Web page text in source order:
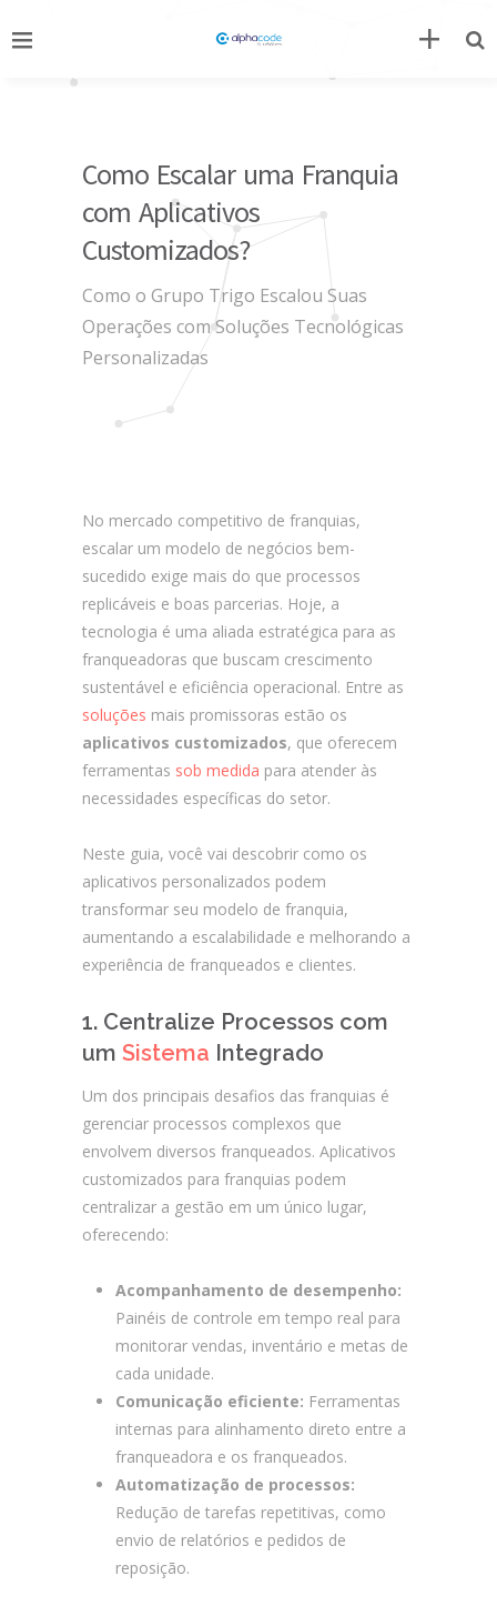
Como Escalar uma Franquia
com Aplicativos
Customizados?
Como o Grupo Trigo Escalou Suas
Operações com Soluções Tecnológicas
Personalizadas
No mercado competitivo de franquias,
escalar um modelo de negócios bem-
sucedido exige mais do que processos
replicáveis e boas parcerias. Hoje, a
tecnologia é uma aliada estratégica para as
franqueadoras que buscam crescimento
sustentável e eficiência operacional. Entre as
soluções mais promissoras estão os
aplicativos customizados, que oferecem
ferramentas sob medida para atender às
necessidades específicas do setor.
Neste guia, você vai descobrir como os
aplicativos personalizados podem
transformar seu modelo de franquia,
aumentando a escalabilidade e melhorando a
experiência de franqueados e clientes.
1. Centralize Processos com
um Sistema Integrado
Um dos principais desafios das franquias é
gerenciar processos complexos que
envolvem diversos franqueados. Aplicativos
customizados para franquias podem
centralizar a gestão em um único lugar,
oferecendo:
Acompanhamento de desempenho:
Painéis de controle em tempo real para
monitorar vendas, inventário e metas de
cada unidade.
Comunicação eficiente: Ferramentas
internas para alinhamento direto entre a
franqueadora e os franqueados.
Automatização de processos:
Redução de tarefas repetitivas, como
envio de relatórios e pedidos de
reposição.